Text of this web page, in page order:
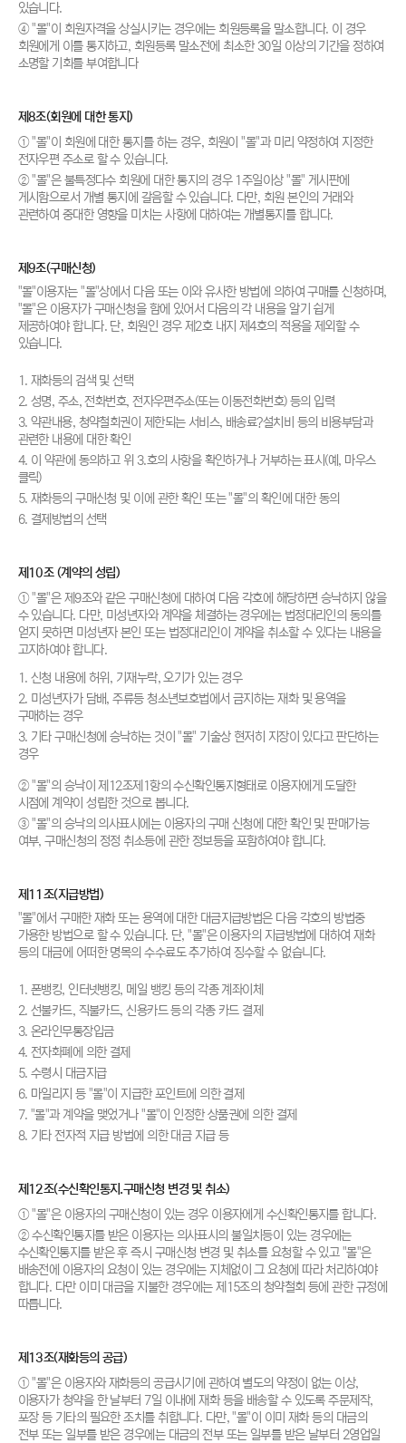
있습니다.
④ "몰"이 회원자격을 상실시키는 경우에는 회원등록을 말소합니다. 이 경우
회원에게 이를 통지하고, 회원등록 말소전에 최소한 30일 이상의 기간을 정하여
소명할 기회를 부여합니다
제8조(회원에 대한 통지)
① "몰"이 회원에 대한 통지를 하는 경우, 회원이 "몰"과 미리 약정하여 지정한
전자우편 주소로 할 수 있습니다.
② "몰"은 불특정다수 회원에 대한 통지의 경우 1주일이상 "몰" 게시판에
게시함으로서 개별 통지에 갈음할 수 있습니다. 다만, 회원 본인의 거래와
관련하여 중대한 영향을 미치는 사항에 대하여는 개별통지를 합니다.
제9조(구매신청)
"몰"이용자는 "몰"상에서 다음 또는 이와 유사한 방법에 의하여 구매를 신청하며,
"몰"은 이용자가 구매신청을 함에 있어서 다음의 각 내용을 알기 쉽게
제공하여야 합니다. 단, 회원인 경우 제2호 내지 제4호의 적용을 제외할 수
있습니다.
1. 재화등의 검색 및 선택
2. 성명, 주소, 전화번호, 전자우편주소(또는 이동전화번호) 등의 입력
3. 약관내용, 청약철회권이 제한되는 서비스, 배송료?설치비 등의 비용부담과
관련한 내용에 대한 확인
4. 이 약관에 동의하고 위 3.호의 사항을 확인하거나 거부하는 표시(예, 마우스
클릭)
5. 재화등의 구매신청 및 이에 관한 확인 또는 "몰"의 확인에 대한 동의
6. 결제방법의 선택
제10조 (계약의 성립)
① "몰"은 제9조와 같은 구매신청에 대하여 다음 각호에 해당하면 승낙하지 않을
수 있습니다. 다만, 미성년자와 계약을 체결하는 경우에는 법정대리인의 동의를
얻지 못하면 미성년자 본인 또는 법정대리인이 계약을 취소할 수 있다는 내용을
고지하여야 합니다.
1. 신청 내용에 허위, 기재누락, 오기가 있는 경우
2. 미성년자가 담배, 주류등 청소년보호법에서 금지하는 재화 및 용역을
구매하는 경우
3. 기타 구매신청에 승낙하는 것이 "몰" 기술상 현저히 지장이 있다고 판단하는
경우
② "몰"의 승낙이 제12조제1항의 수신확인통지형태로 이용자에게 도달한
시점에 계약이 성립한 것으로 봅니다.
③ "몰"의 승낙의 의사표시에는 이용자의 구매 신청에 대한 확인 및 판매가능
여부, 구매신청의 정정 취소등에 관한 정보등을 포함하여야 합니다.
제11조(지급방법)
"몰"에서 구매한 재화 또는 용역에 대한 대금지급방법은 다음 각호의 방법중
가용한 방법으로 할 수 있습니다. 단, "몰"은 이용자의 지급방법에 대하여 재화
등의 대금에 어떠한 명목의 수수료도 추가하여 징수할 수 없습니다.
1. 폰뱅킹, 인터넷뱅킹, 메일 뱅킹 등의 각종 계좌이체
2. 선불카드, 직불카드, 신용카드 등의 각종 카드 결제
3. 온라인무통장입금
4. 전자화폐에 의한 결제
5. 수령시 대금지급
6. 마일리지 등 "몰"이 지급한 포인트에 의한 결제
7. "몰"과 계약을 맺었거나 "몰"이 인정한 상품권에 의한 결제
8. 기타 전자적 지급 방법에 의한 대금 지급 등
제12조(수신확인통지.구매신청 변경 및 취소)
① "몰"은 이용자의 구매신청이 있는 경우 이용자에게 수신확인통지를 합니다.
② 수신확인통지를 받은 이용자는 의사표시의 불일치등이 있는 경우에는
수신확인통지를 받은 후 즉시 구매신청 변경 및 취소를 요청할 수 있고 "몰"은
배송전에 이용자의 요청이 있는 경우에는 지체없이 그 요청에 따라 처리하여야
합니다. 다만 이미 대금을 지불한 경우에는 제15조의 청약철회 등에 관한 규정에
따릅니다.
제13조(재화등의 공급)
① "몰"은 이용자와 재화등의 공급시기에 관하여 별도의 약정이 없는 이상,
이용자가 청약을 한 날부터 7일 이내에 재화 등을 배송할 수 있도록 주문제작,
포장 등 기타의 필요한 조치를 취합니다. 다만, "몰"이 이미 재화 등의 대금의
전부 또는 일부를 받은 경우에는 대금의 전부 또는 일부를 받은 날부터 2영업일